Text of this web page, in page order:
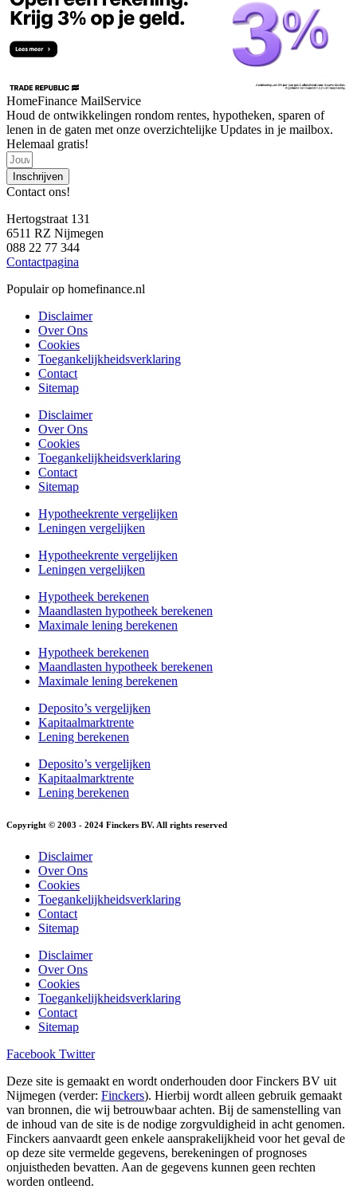
HomeFinance MailService
Houd de ontwikkelingen rondom rentes, hypotheken, sparen of
lenen in de gaten met onze overzichtelijke Updates in je mailbox.
Helemaal gratis!
Inschrijven
Contact ons!
Hertogstraat 131
6511 RZ Nijmegen
088 22 77 344
Contactpagina
Populair op homefinance.nl
Disclaimer
Over Ons
Cookies
Toegankelijkheidsverklaring
Contact
Sitemap
Disclaimer
Over Ons
Cookies
Toegankelijkheidsverklaring
Contact
Sitemap
Hypotheekrente vergelijken
Leningen vergelijken
Hypotheekrente vergelijken
Leningen vergelijken
Hypotheek berekenen
Maandlasten hypotheek berekenen
Maximale lening berekenen
Hypotheek berekenen
Maandlasten hypotheek berekenen
Maximale lening berekenen
Deposito’s vergelijken
Kapitaalmarktrente
Lening berekenen
Deposito’s vergelijken
Kapitaalmarktrente
Lening berekenen
Copyright © 2003 - 2024 Finckers BV. All rights reserved
Disclaimer
Over Ons
Cookies
Toegankelijkheidsverklaring
Contact
Sitemap
Disclaimer
Over Ons
Cookies
Toegankelijkheidsverklaring
Contact
Sitemap
Facebook Twitter
Deze site is gemaakt en wordt onderhouden door Finckers BV uit
Nijmegen (verder: Finckers). Hierbij wordt alleen gebruik gemaakt
van bronnen, die wij betrouwbaar achten. Bij de samenstelling van
de inhoud van de site is de nodige zorgvuldigheid in acht genomen.
Finckers aanvaardt geen enkele aansprakelijkheid voor het geval de
op deze site vermelde gegevens, berekeningen of prognoses
onjuistheden bevatten. Aan de gegevens kunnen geen rechten
worden ontleend.